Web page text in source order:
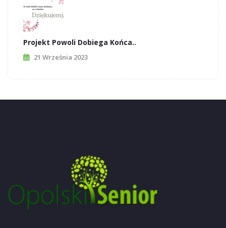
Projekt Powoli Dobiega Końca..
21 Września 2023